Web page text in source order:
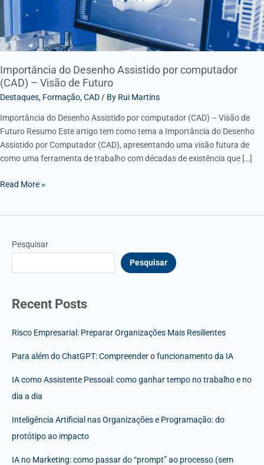
Importância do Desenho Assistido por computador
(CAD) – Visão de Futuro
Destaques, Formação,CAD/ By Rui Martins
Importância do Desenho Assistido por computador (CAD) – Visão de
Futuro Resumo Este artigo tem como tema a Importância do Desenho
Assistido por Computador (CAD), apresentando uma visão futura de
como uma ferramenta de trabalho com décadas de existência que […]
Visão
Futuro
Read More »
Pesquisar
Pesquisar
Recent Posts
Risco Empresarial: Preparar Organizações Mais Resilientes
Para além do ChatGPT: Compreender o funcionamento da IA
IA como Assistente Pessoal: como ganhar tempo no trabalho e no
dia a dia
Inteligência Artificial nas Organizações e Programação: do
protótipo ao impacto
IA no Marketing: como passar do “prompt” ao processo (sem